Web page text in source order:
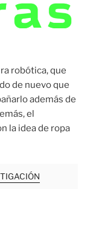
robótica, que
de nuevo que
además de
el
la idea de ropa